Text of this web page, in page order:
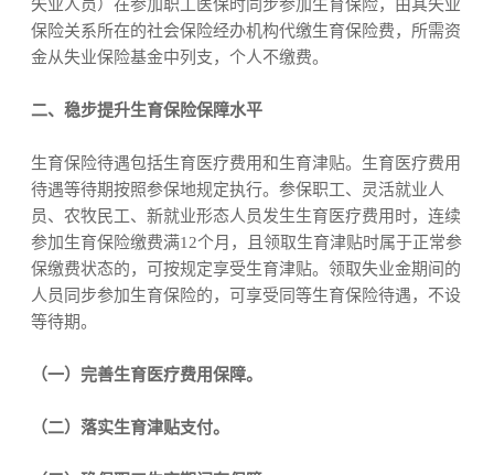
失业人员）在参加职工医保时同步参加生育保险，由其失业
保险关系所在的社会保险经办机构代缴生育保险费，所需资
金从失业保险基金中列支，个人不缴费。
二、 稳步提升生育保险保障水平
生育保险待遇包括生育医疗费用和生育津贴。生育医疗费用
待遇等待期按照参保地规定执行。参保职工、灵活就业人
员、农牧民工、新就业形态人员发生生育医疗费用时，连续
参加生育保险缴费满12个月，且领取生育津贴时属于正常参
保缴费状态的，可按规定享受生育津贴。领取失业金期间的
人员同步参加生育保险的，可享受同等生育保险待遇，不设
等待期。
（一）完善生育医疗费用保障。
（二）落实生育津贴支付。